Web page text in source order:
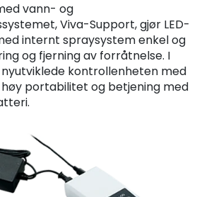
vann- og
Viva-Support, gjør LED-
internt spraysystem enkel og
og fjerning av forråtnelse. I
kontrollenheten med
portabilitet og betjening med